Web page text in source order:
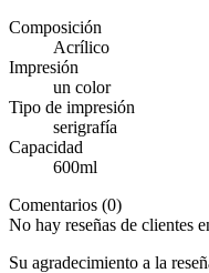
Composición
Acrílico
Impresión
un color
Tipo de impresión
serigrafía
Capacidad
600ml
Comentarios (0)
No hay reseñas de clientes
Su agradecimiento a la